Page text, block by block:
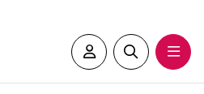
Espace adhérent•e
Rechercher